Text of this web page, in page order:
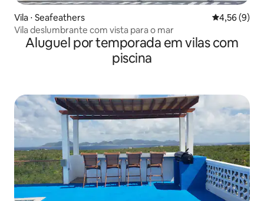
Vila ⋅ Seafeathers 4,56 de uma
4,56 (9)
Vila deslumbrante com vista para o mar
Aluguel por temporada em vilas com
piscina